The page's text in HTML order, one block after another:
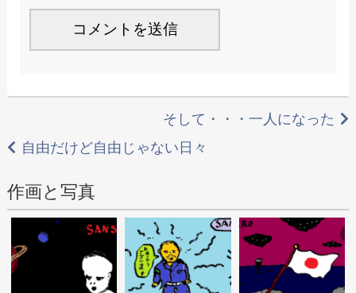
稿
ナ
ビ
ゲ
ー
そして・・・一人になった
自由だけど自由じゃない日々
作画と写真